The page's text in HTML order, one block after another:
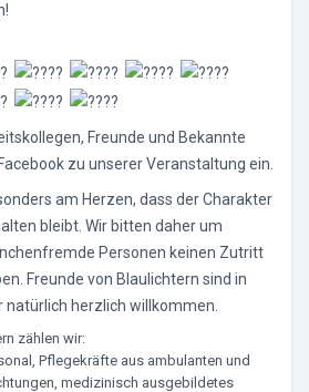
Freunde und Bekannte
zu unserer Veranstaltung ein.
am Herzen, dass der Charakter
bleibt. Wir bitten daher um
Personen keinen Zutritt
Freunde von Blaulichtern sind in
herzlich willkommen.
zählen wir:
Pflegekräfte aus ambulanten und
medizinisch ausgebildetes